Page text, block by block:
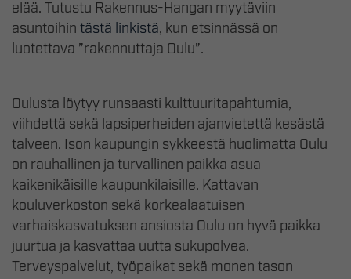
elää. Tutustu Rakennus-Hangan myytäviin
asuntoihin tästä linkistä, kun etsinnässä on
luotettava ”rakennuttaja Oulu”.
Oulusta löytyy runsaasti kulttuuritapahtumia,
viihdettä sekä lapsiperheiden ajanvietettä kesästä
talveen. Ison kaupungin sykkeestä huolimatta Oulu
on rauhallinen ja turvallinen paikka asua
kaikenikäisille kaupunkilaisille. Kattavan
kouluverkoston sekä korkealaatuisen
varhaiskasvatuksen ansiosta Oulu on hyvä paikka
juurtua ja kasvattaa uutta sukupolvea.
Terveyspalvelut, työpaikat sekä monen tason